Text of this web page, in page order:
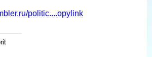
politic....opylink